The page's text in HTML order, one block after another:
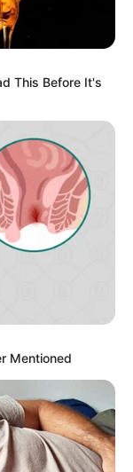
This Before It's
Mentioned